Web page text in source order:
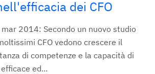
dei CFO
2014: Secondo un nuovo studio
CFO vedono crescere il
di competenze e la capacità di
ed...